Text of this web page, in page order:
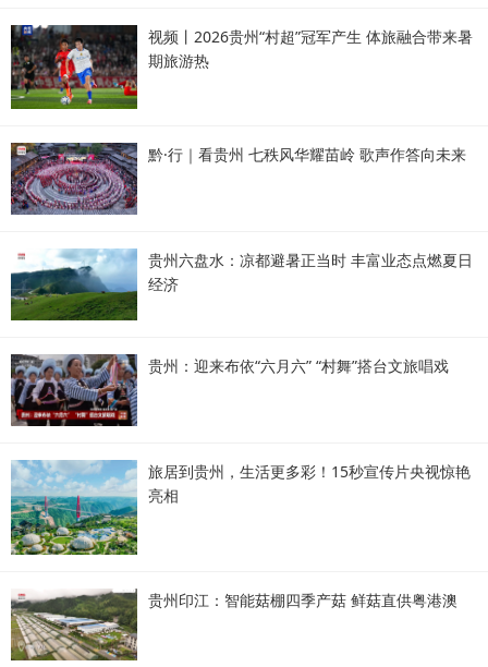
视频丨2026贵州“村超”冠军产生 体旅融合带来暑
期旅游热
黔·行｜看贵州 七秩风华耀苗岭 歌声作答向未来
贵州六盘水：凉都避暑正当时 丰富业态点燃夏日
经济
贵州：迎来布依“六月六” “村舞”搭台文旅唱戏
旅居到贵州，生活更多彩！15秒宣传片央视惊艳
亮相
贵州印江：智能菇棚四季产菇 鲜菇直供粤港澳